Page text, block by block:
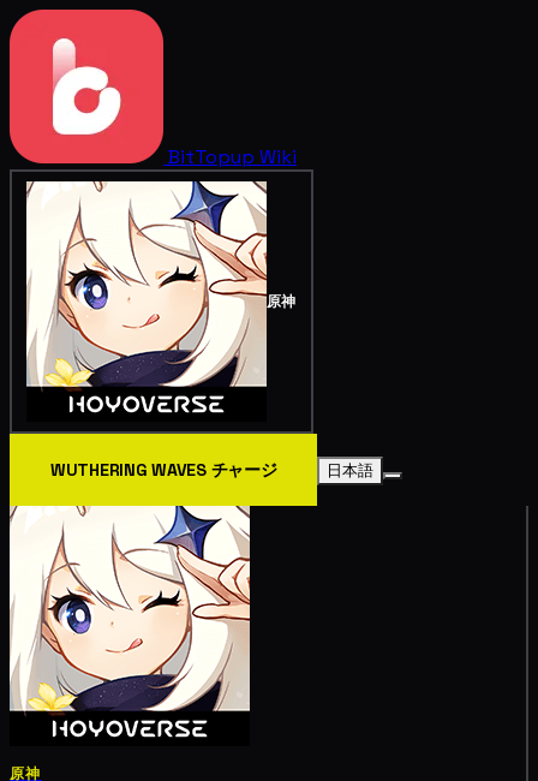
BitTopup Wiki
原神
WUTHERING WAVES チャージ 日本語
原神